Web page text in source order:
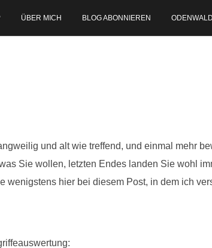
ÜBER MICH BLOG ABONNIEREN
und alt wie treffend, und einmal mehr
Sie wollen, letzten Endes landen Sie wohl
wenigstens hier bei diesem Post, in dem ich